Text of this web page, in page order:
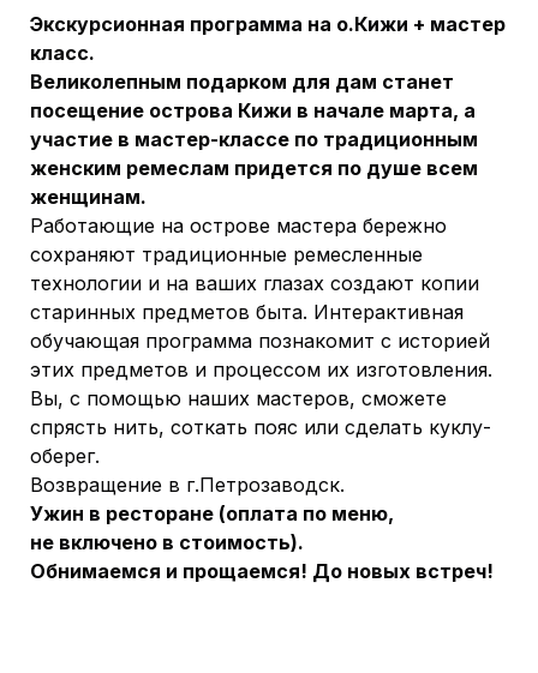
Экскурсионная программа на о.Кижи + мастер
класс.
Великолепным подарком для дам станет
посещение острова Кижи в начале марта, а
участие в мастер-классе по традиционным
женским ремеслам придется по душе всем
женщинам.
Работающие на острове мастера бережно
сохраняют традиционные ремесленные
технологии и на ваших глазах создают копии
старинных предметов быта. Интерактивная
обучающая программа познакомит с историей
этих предметов и процессом их изготовления.
Вы, с помощью наших мастеров, сможете
спрясть нить, соткать пояс или сделать куклу-
оберег.
Возвращение в г.Петрозаводск.
Ужин в ресторане (оплата по меню,
не включено в стоимость).
Обнимаемся и прощаемся! До новых встреч!